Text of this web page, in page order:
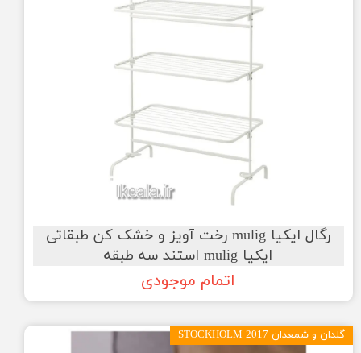
رگال ایکیا mulig رخت آویز و خشک کن طبقاتی
ایکیا mulig استند سه طبقه
اتمام موجودی
گلدان و شمعدان STOCKHOLM 2017